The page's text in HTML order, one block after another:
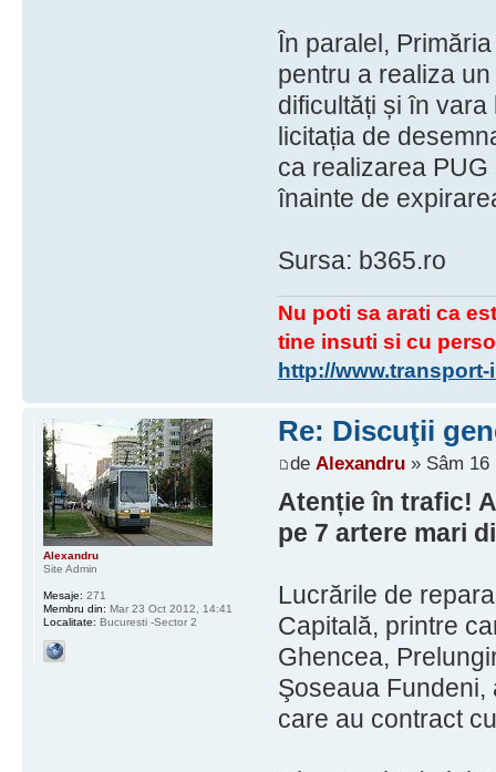
În paralel,
pentru a realiza
dificultăți și în
licitația de
ca realizarea
înainte de
Sursa: b365.ro
Nu poti sa arati ca
tine insuti si cu
http://
Re: Discuţii
de Alexandru» Sâm 16
Atenție în trafic!
pe 7 artere mari
Lucrările de
Capitală, printre
Ghencea,
Şoseaua
care au contract
Alexandru
Site Admin
Mesaje: 271
Membru din: Mar 23 Oct 2012, 14:41
Localitate: Bucuresti -Sector 2